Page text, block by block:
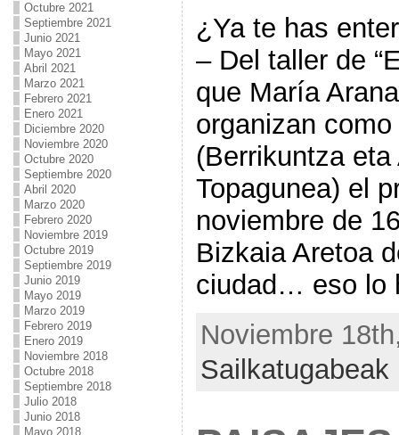
Octubre 2021
Septiembre 2021
Junio 2021
Mayo 2021
Abril 2021
Marzo 2021
Febrero 2021
Enero 2021
Diciembre 2020
Noviembre 2020
Octubre 2020
Septiembre 2020
Abril 2020
Marzo 2020
Febrero 2020
Noviembre 2019
Octubre 2019
Septiembre 2019
Junio 2019
Mayo 2019
Marzo 2019
Febrero 2019
Enero 2019
Noviembre 2018
Octubre 2018
Septiembre 2018
Julio 2018
Junio 2018
Mayo 2018
¿Ya te has
– Del taller de
que María
organizan
(Berrikuntza
Topagunea) el
noviembre de
Bizkaia Aretoa
ciudad… eso lo
Noviembre
Sailkatugabeak